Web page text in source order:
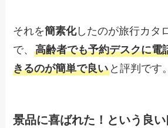
それを簡素化したのが旅行カタ
で、高齢者でも予約デスクに電
きるのが簡単で良い と評判です。
景品に喜ばれた！という良い